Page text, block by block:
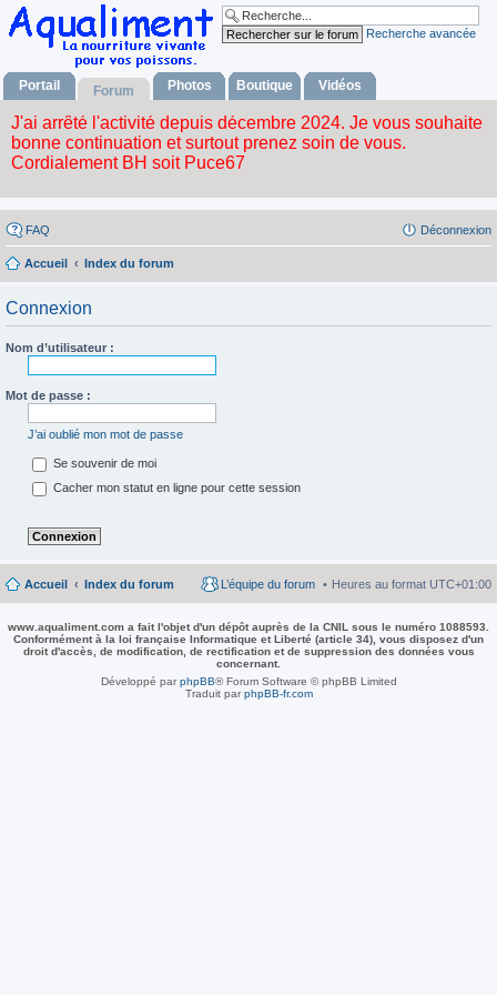
Recherche avancée
Portail Forum Photos Boutique Vidéos
FAQ Déconnexion
Accueil Index du forum
Connexion
Nom d’utilisateur :
Mot de passe :
J’ai oublié mon mot de passe
Se souvenir de moi
Cacher mon statut en ligne pour cette session
Accueil Index du forum Heures au format UTC+01:00
L’équipe du forum
www.aqualiment.com a fait l'objet d'un dépôt auprès de la CNIL sous le numéro 1088593.
Conformément à la loi française Informatique et Liberté (article 34), vous disposez d'un
droit d'accès, de modification, de rectification et de suppression des données vous
concernant.
Développé parphpBB® Forum Software © phpBB Limited
Traduit parphpBB-fr.com